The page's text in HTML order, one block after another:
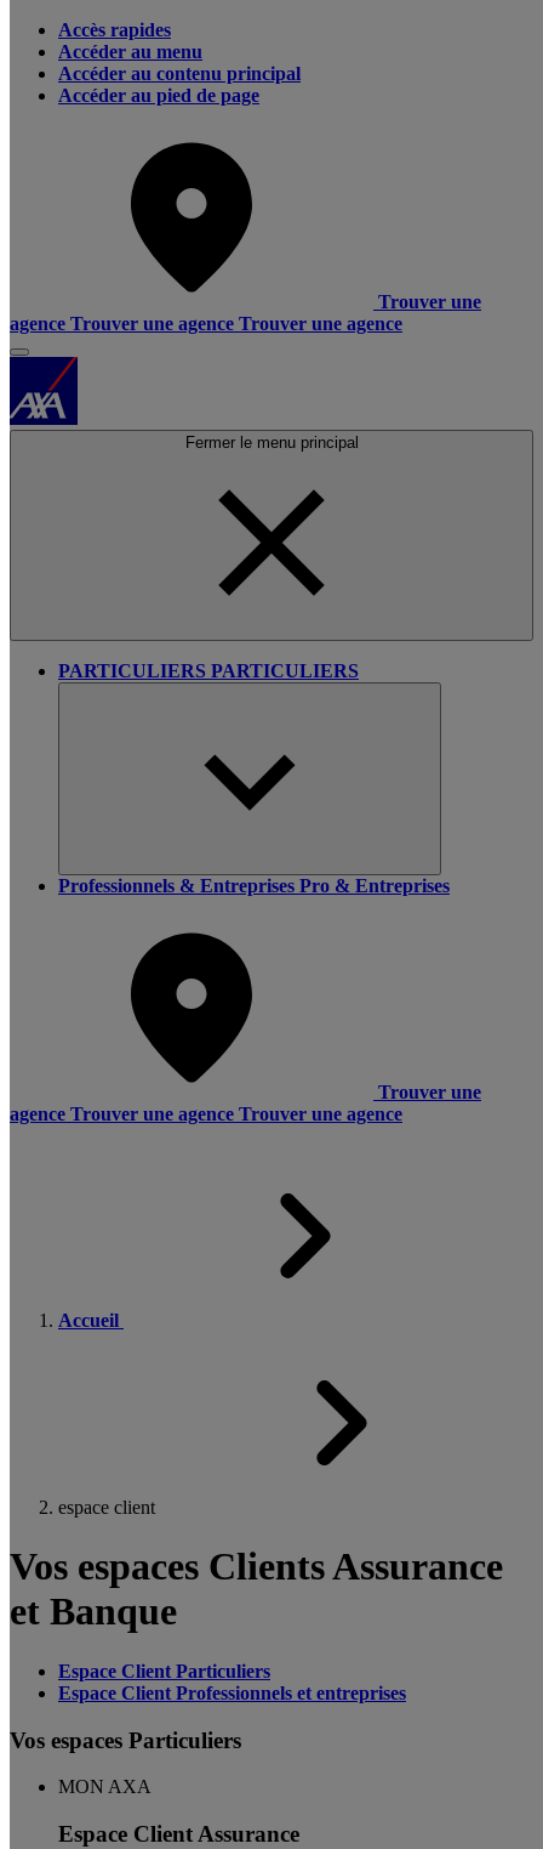
Accès rapides
Accéder au menu
Accéder au contenu principal
Accéder au pied de page
Trouver une
agence Trouver une agence Trouver une agence
Fermer le menu principal
PARTICULIERS PARTICULIERS
Professionnels & Entreprises Pro & Entreprises
Trouver une
agence Trouver une agence Trouver une agence
Accueil
espace client
Vos espaces Clients Assurance
et Banque
Espace Client Particuliers
Espace Client Professionnels et entreprises
Vos espaces Particuliers
MON AXA
Espace Client Assurance